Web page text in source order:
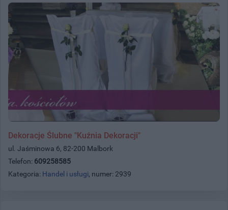
Dekoracje Ślubne "Kuźnia Dekoracji"
ul. Jaśminowa 6, 82-200 Malbork
Telefon: 609258585
Kategoria: Handel i usługi, numer: 2939